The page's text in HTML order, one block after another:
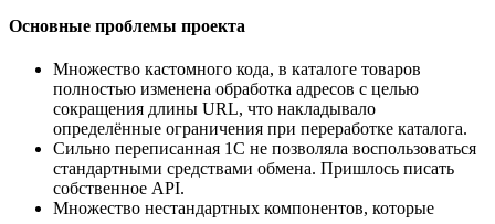
Основные проблемы проекта
Множество кастомного кода, в каталоге товаров
полностью изменена обработка адресов с целью
сокращения длины URL, что накладывало
определённые ограничения при переработке каталога.
Сильно переписанная 1С не позволяла воспользоваться
стандартными средствами обмена. Пришлось писать
собственное API.
Множество нестандартных компонентов, которые